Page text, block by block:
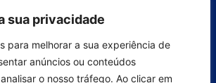
sua privacidade
para melhorar a sua experiência de
anúncios ou conteúdos
o nosso tráfego. Ao clicar em
258**
nacional